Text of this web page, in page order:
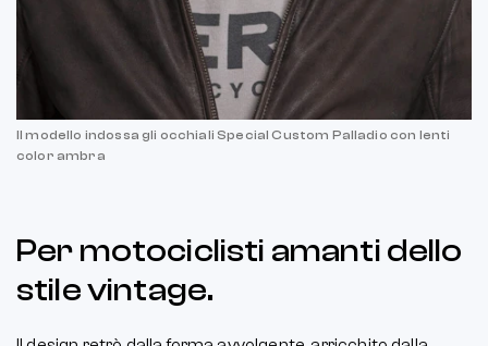
Il modello indossa gli occhiali Special Custom Palladio con lenti
color ambra
Per motociclisti amanti dello
stile vintage.